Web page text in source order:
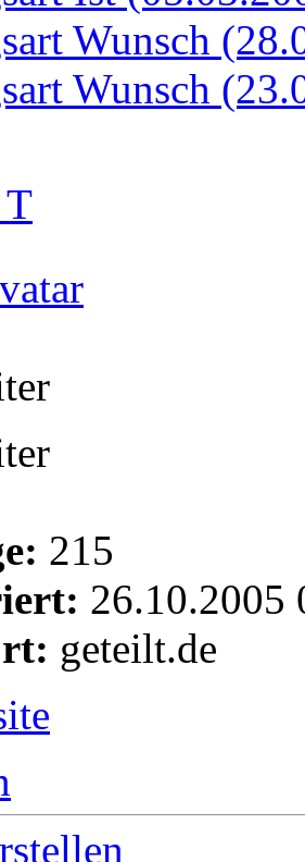
Wunsch
Wunsch
215
26.10.2005
geteilt.de